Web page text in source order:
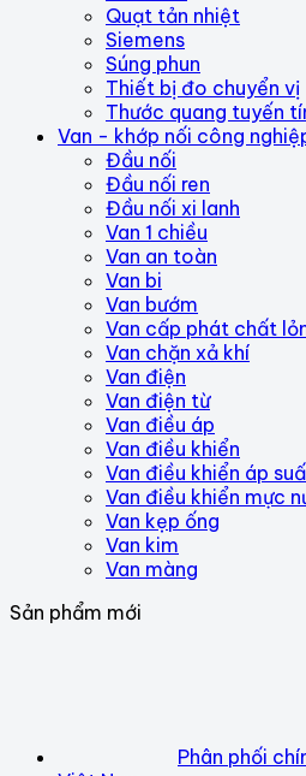
Quạt tản nhiệt
Siemens
Súng phun
Thiết bị đo chuyển vị
Thước quang tuyến
Van - khớp nối công
Đầu nối
Đầu nối ren
Đầu nối xi lanh
Van 1 chiều
Van an toàn
Van bi
Van bướm
Van cấp phát chất
Van chặn xả khí
Van điện
Van điện từ
Van điều áp
Van điều khiển
Van điều khiển áp
Van điều khiển mực
Van kẹp ống
Van kim
Van màng
Sản phẩm mới
Phân phối